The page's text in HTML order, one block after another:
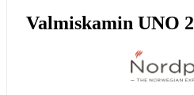
Valmiskamin UNO 2